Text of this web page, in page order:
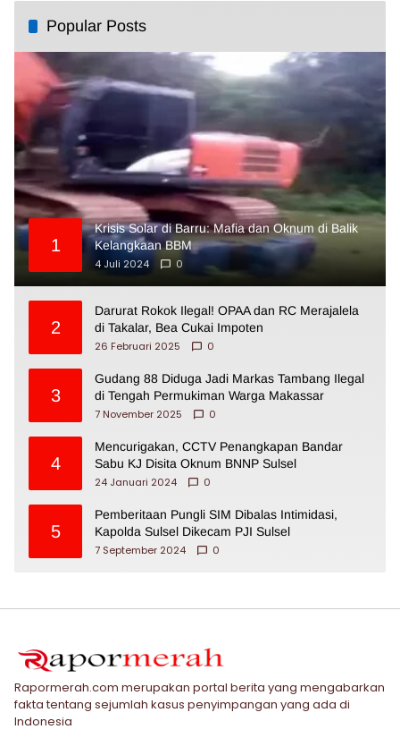
Popular Posts
1
Krisis Solar di Barru: Mafia dan Oknum di Balik
Kelangkaan BBM
4 Juli 2024
0
2
Darurat Rokok Ilegal! OPAA dan RC Merajalela
di Takalar, Bea Cukai Impoten
26 Februari 2025
0
3
Gudang 88 Diduga Jadi Markas Tambang Ilegal
di Tengah Permukiman Warga Makassar
7 November 2025
0
4
Mencurigakan, CCTV Penangkapan Bandar
Sabu KJ Disita Oknum BNNP Sulsel
24 Januari 2024
0
5
Pemberitaan Pungli SIM Dibalas Intimidasi,
Kapolda Sulsel Dikecam PJI Sulsel
7 September 2024
0
Rapormerah.com merupakan portal berita yang mengabarkan
fakta tentang sejumlah kasus penyimpangan yang ada di
Indonesia